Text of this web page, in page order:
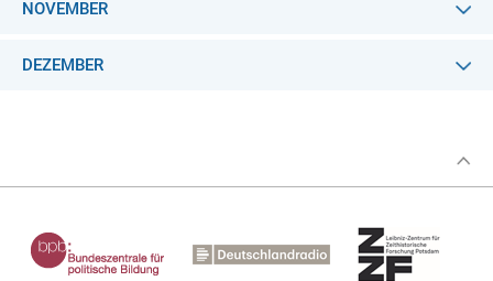
NOVEMBER
DEZEMBER